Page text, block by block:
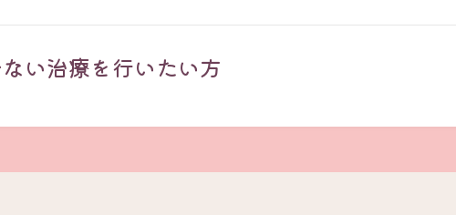
い治療を行いたい方